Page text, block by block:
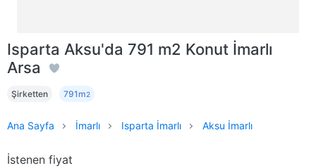
Isparta Aksu'da 791 m2 Konut İmarlı
Arsa
Şirketten 791m2
Ana Sayfa İmarlı Isparta İmarlı Aksu İmarlı
İstenen fiyat